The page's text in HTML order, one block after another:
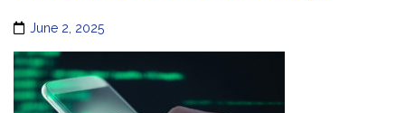
June 2, 2025